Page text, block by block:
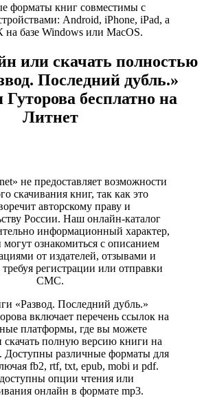
форматы книг совместимы с
Android, iPhone, iPad, а
базе Windows или MacOS.
или скачать полностью
Последний дубль.»
Гуторова бесплатно на
Литнет
не предоставляет возможности
скачивания книг, так как это
авторскому праву и
России. Наш онлайн-каталог
информационный характер,
могут ознакомиться с описанием
от издателей, отзывами и
регистрации или отправки
СМС.
«Развод. Последний дубль.»
включает перечень ссылок на
платформы, где вы можете
скачать полную версию книги на
Доступны различные форматы для
fb2, rtf, txt, epub, mobi и pdf.
опции чтения или
онлайн в формате mp3.